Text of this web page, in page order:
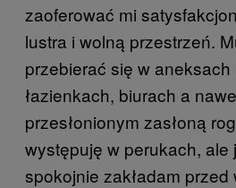
zaoferować mi
lustra i wolną przestrzeń.
przebierać się w
łazienkach, biurach a
przesłonionym zasłoną
występuję w perukach, ale
spokojnie zakładam przed